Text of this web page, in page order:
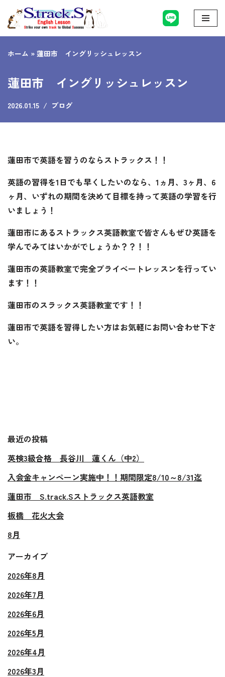
コ
テ
ツ
プ
ホーム » 蓮田市 イングリッシュレッスン
蓮田市 イングリッシュレッスン
2026.01.15 ブログ
蓮田市で英語を習うのならストラックス！！
英語の習得を1日でも早くしたいのなら、1ヵ月、3ヶ月、6
ヶ月、いずれの期間を決めて目標を持って英語の学習を行
いましょう！
蓮田市にあるストラックス英語教室で皆さんもぜひ英語を
学んでみてはいかがでしょうか？？！！
蓮田市の英語教室で完全プライベートレッスンを行ってい
ます！！
蓮田市のスラックス英語教室です！！
蓮田市で英語を習得したい方はお気軽にお問い合わせ下さ
い。
最近の投稿
英検3級合格 長谷川 蓮くん（中2）
入会金キャンペーン実施中！！期間限定8/10～8/31迄
蓮田市 S.track.Sストラックス英語教室
板橋 花火大会
8月
アーカイブ
2026年8月
2026年7月
2026年6月
2026年5月
2026年4月
2026年3月